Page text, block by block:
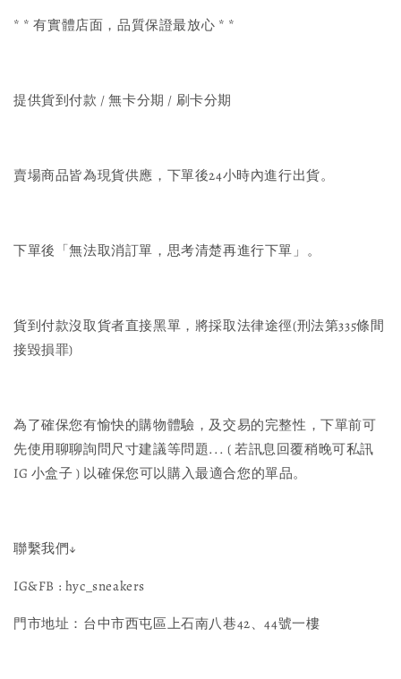
* * 有實體店面，品質保證最放心 * *
提供貨到付款 / 無卡分期 / 刷卡分期
賣場商品皆為現貨供應，下單後24小時內進行出貨。
下單後「無法取消訂單，思考清楚再進行下單」。
貨到付款沒取貨者直接黑單，將採取法律途徑(刑法第335條間
接毀損罪)
為了確保您有愉快的購物體驗，及交易的完整性，下單前可
先使用聊聊詢問尺寸建議等問題... ( 若訊息回覆稍晚可私訊
IG 小盒子 ) 以確保您可以購入最適合您的單品。
聯繫我們↓
IG&FB : hyc_sneakers
門市地址：台中市西屯區上石南八巷42、44號一樓